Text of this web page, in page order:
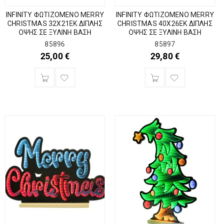
INFINITY ΦΩΤΙΖΟΜΕΝΟ MERRY
CHRISTMAS 32Χ21ΕΚ ΔΙΠΛΗΣ
ΟΨΗΣ ΣΕ ΞΥΛΙΝΗ ΒΑΣΗ
85896
25,00€
INFINITY ΦΩΤΙΖΟΜΕΝΟ MERRY
CHRISTMAS 40Χ26ΕΚ ΔΙΠΛΗΣ
ΟΨΗΣ ΣΕ ΞΥΛΙΝΗ ΒΑΣΗ
85897
29,80€